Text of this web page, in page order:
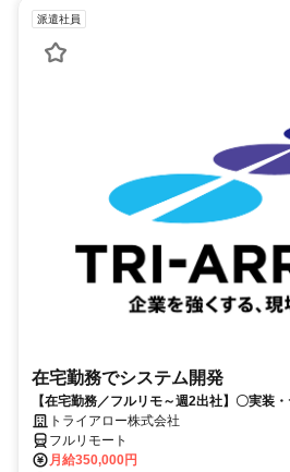
派遣社員
在宅勤務でシステム開発
【在宅勤務／フルリモ～週2出社】〇実装
〇業務用端末貸与あり
トライアロー株式会社
フルリモート
月給350,000円